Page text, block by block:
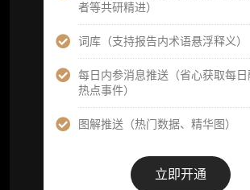
者等共研精进）
词库（支持报告内术语悬浮释义）
每日内参消息推送（省心获取每
热点事件）
图解推送（热门数据、精华图）
立即开通
¥ 59800
企业多账号 (3 席位，若需增加席位
据集与定向持续追踪数据库，将研
为可复用、可复核、可持续追踪的